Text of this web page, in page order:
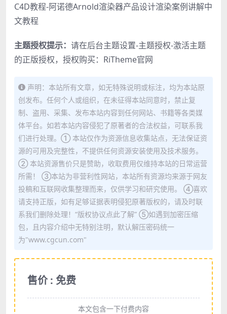
C4D教程-阿诺德Arnold渲染器产品设计渲染案例讲解中
文教程
主题授权提示： 请在后台主题设置-主题授权-激活主题
的正版授权，授权购买： RiTheme官网
声明：本站所有文章，如无特殊说明或标注，均为本站原
创发布。任何个人或组织，在未征得本站同意时，禁止复
制、盗用、采集、发布本站内容到任何网站、书籍等各类媒
体平台。如若本站内容侵犯了原著者的合法权益，可联系我
们进行处理。① 本站仅作为资源信息收集站点，无法保证资
源的可用及完整性，不提供任何资源安装使用及技术服务。
② 本站资源售价只是赞助，收取费用仅维持本站的日常运营
所需！ ③本站为非营利性网站，本站所有资源均来源于网友
投稿和互联网收集整理而来，仅供学习和研究使用。 ④喜欢
请支持正版，如有足够证据表明侵犯原著版权的，请及时联
系我们删除处理！“版权协议点此了解” ⑤如遇到加密压缩
包，且内容介绍中无特别注明，默认解压密码统一
为"www.cgcun.com"
售价 : 免费
本文包含一下付费内容